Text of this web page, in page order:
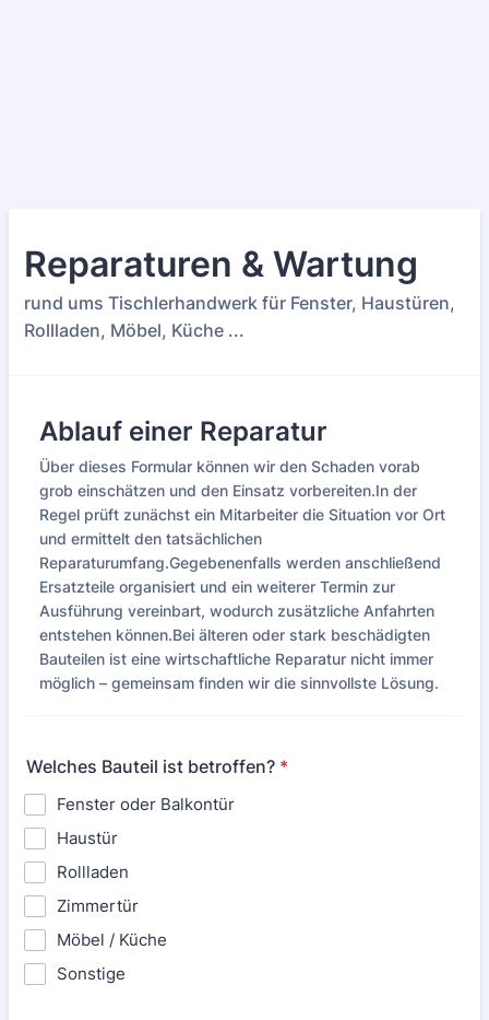
Reparaturen & Wartung
rund ums Tischlerhandwerk für Fenster, Haustüren,
Rollladen, Möbel, Küche ...
Ablauf einer Reparatur
Über dieses Formular können wir den Schaden vorab
grob einschätzen und den Einsatz vorbereiten.In der
Regel prüft zunächst ein Mitarbeiter die Situation vor Ort
und ermittelt den tatsächlichen
Reparaturumfang.Gegebenenfalls werden anschließend
Ersatzteile organisiert und ein weiterer Termin zur
Ausführung vereinbart, wodurch zusätzliche Anfahrten
entstehen können.Bei älteren oder stark beschädigten
Bauteilen ist eine wirtschaftliche Reparatur nicht immer
möglich – gemeinsam finden wir die sinnvollste Lösung.
Welches Bauteil ist betroffen? *
Fenster oder Balkontür
Haustür
Rollladen
Zimmertür
Möbel / Küche
Sonstige